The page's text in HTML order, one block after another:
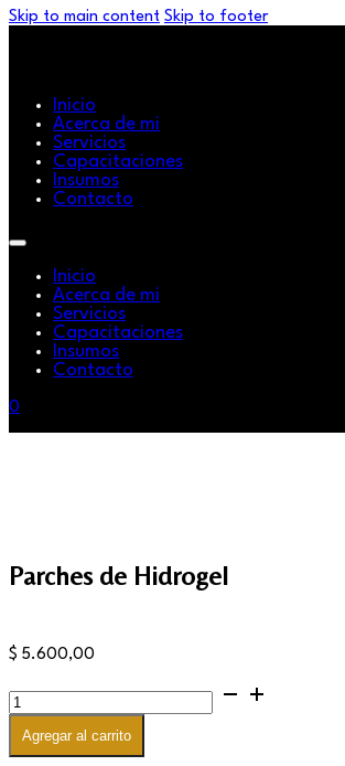
Skip to main content Skip to footer
Inicio
Acerca de mi
Servicios
Capacitaciones
Insumos
Contacto
Inicio
Acerca de mi
Servicios
Capacitaciones
Insumos
Contacto
0
Parches de Hidrogel
$ 5.600,00
Parches
de
Hidrogel
cantidad
Agregar al carrito